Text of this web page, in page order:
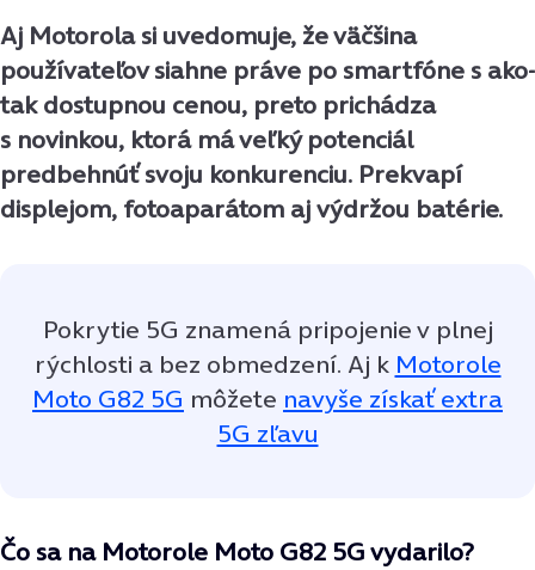
Aj Motorola si uvedomuje, že väčšina
používateľov siahne práve po smartfóne s ako-
tak dostupnou cenou, preto prichádza
s novinkou, ktorá má veľký potenciál
predbehnúť svoju konkurenciu. Prekvapí
displejom, fotoaparátom aj výdržou batérie.
Pokrytie 5G znamená pripojenie v plnej
rýchlosti a bez obmedzení. Aj k Motorole
Moto G82 5G môžete navyše získať extra
5G zľavu
Čo sa na Motorole Moto G82 5G vydarilo?